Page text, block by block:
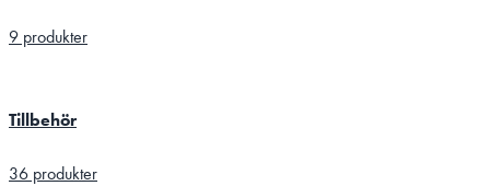
9 produkter
Tillbehör
36 produkter